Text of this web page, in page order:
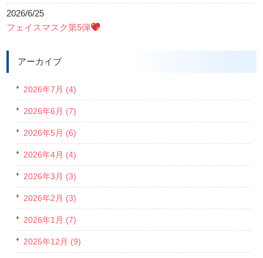
2026/6/25
フェイスマスク第5弾
アーカイブ
2026年7月 (4)
2026年6月 (7)
2026年5月 (6)
2026年4月 (4)
2026年3月 (3)
2026年2月 (3)
2026年1月 (7)
2025年12月 (9)